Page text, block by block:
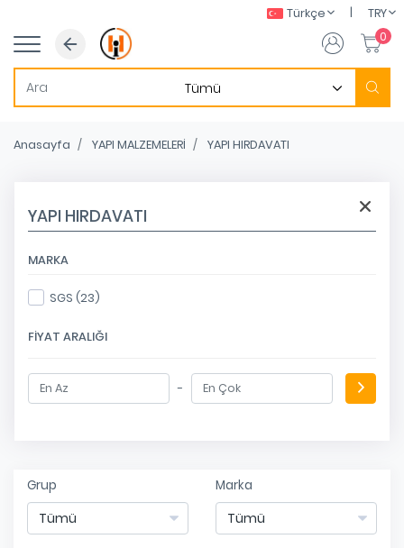
Türkçe |
TRY
0
Anasayfa YAPI MALZEMELERİ YAPI HIRDAVATI
YAPI HIRDAVATI
MARKA
SGS (23)
FIYAT ARALIĞI
-
Grup Marka